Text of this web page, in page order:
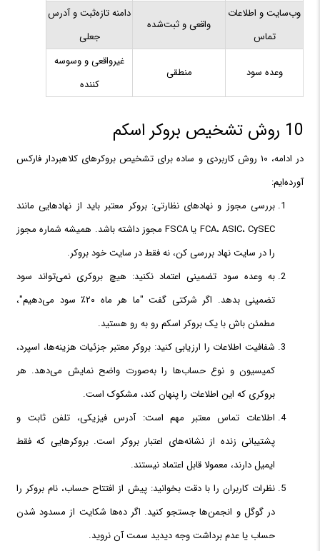
وب‌سایت و اطلاعات
تماس
واقعی و ثبت‌شده
دامنه تازه‌ثبت و آدرس
جعلی
وعده سود منطقی
غیرواقعی و وسوسه
کننده
10 روش تشخیص بروکر اسکم
در ادامه، ۱۰ روش کاربردی و ساده برای تشخیص بروکرهای کلاهبردار فارکس
آورده‌ایم:
بررسی مجوز و نهادهای نظارتی: بروکر معتبر باید از نهادهایی مانند
FCA، ASIC، CySEC یا FSCA مجوز داشته باشد. همیشه شماره مجوز
را در سایت نهاد بررسی کن، نه فقط در سایت خود بروکر.
به وعده سود تضمینی اعتماد نکنید: هیچ بروکری نمی‌تواند سود
تضمینی بدهد. اگر شرکتی گفت "ما هر ماه ۲۰٪ سود می‌دهیم"،
مطمئن باش با یک بروکر اسکم رو به رو هستید.
شفافیت اطلاعات را ارزیابی کنید: بروکر معتبر جزئیات هزینه‌ها، اسپرد،
کمیسیون و نوع حساب‌ها را به‌صورت واضح نمایش می‌دهد. هر
بروکری که این اطلاعات را پنهان کند، مشکوک است.
اطلاعات تماس معتبر مهم است: آدرس فیزیکی، تلفن ثابت و
پشتیبانی زنده از نشانه‌های اعتبار بروکر است. بروکرهایی که فقط
ایمیل دارند، معمولا قابل اعتماد نیستند.
نظرات کاربران را با دقت بخوانید: پیش از افتتاح حساب، نام بروکر را
در گوگل و انجمن‌ها جستجو کنید. اگر ده‌ها شکایت از مسدود شدن
حساب یا عدم برداشت وجه دیدید سمت آن نروید.